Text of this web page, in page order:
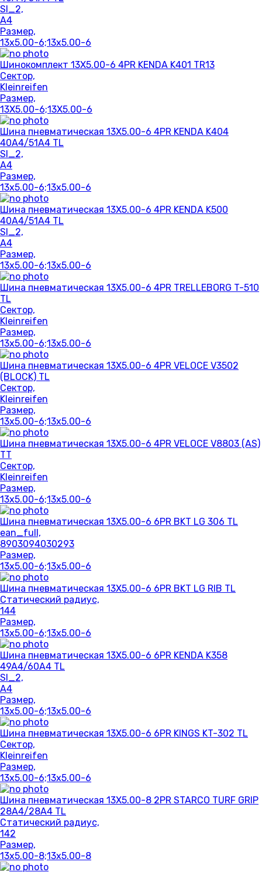
SI_2,
A4
Размер,
13x5.00-6;13x5.00-6
Шинокомплект 13X5.00-6 4PR KENDA K401 TR13
Сектор,
Kleinreifen
Размер,
13X5.00-6;13X5.00-6
Шина пневматическая 13X5.00-6 4PR KENDA K404
40A4/51A4 TL
SI_2,
A4
Размер,
13x5.00-6;13x5.00-6
Шина пневматическая 13X5.00-6 4PR KENDA K500
40A4/51A4 TL
SI_2,
A4
Размер,
13x5.00-6;13x5.00-6
Шина пневматическая 13X5.00-6 4PR TRELLEBORG T-510
TL
Сектор,
Kleinreifen
Размер,
13x5.00-6;13x5.00-6
Шина пневматическая 13X5.00-6 4PR VELOCE V3502
(BLOCK) TL
Сектор,
Kleinreifen
Размер,
13x5.00-6;13x5.00-6
Шина пневматическая 13X5.00-6 4PR VELOCE V8803 (AS)
TT
Сектор,
Kleinreifen
Размер,
13x5.00-6;13x5.00-6
Шина пневматическая 13X5.00-6 6PR BKT LG 306 TL
ean_full,
8903094030293
Размер,
13x5.00-6;13x5.00-6
Шина пневматическая 13X5.00-6 6PR BKT LG RIB TL
Статический радиус,
144
Размер,
13x5.00-6;13x5.00-6
Шина пневматическая 13X5.00-6 6PR KENDA K358
49A4/60A4 TL
SI_2,
A4
Размер,
13x5.00-6;13x5.00-6
Шина пневматическая 13X5.00-6 6PR KINGS KT-302 TL
Сектор,
Kleinreifen
Размер,
13x5.00-6;13x5.00-6
Шина пневматическая 13X5.00-8 2PR STARCO TURF GRIP
28A4/28A4 TL
Статический радиус,
142
Размер,
13x5.00-8;13x5.00-8